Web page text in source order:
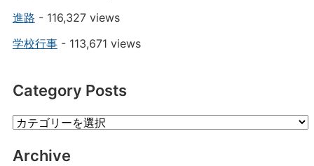
進路 - 116,327 views
学校行事- 113,671 views
Category Posts
Category
Archive